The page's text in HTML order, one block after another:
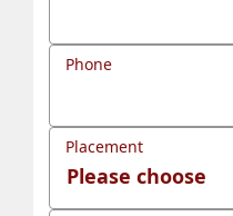
Phone
Placement